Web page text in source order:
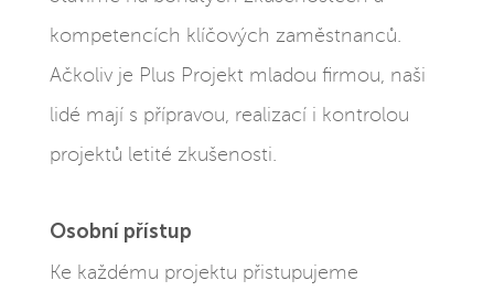
kompetencích klíčových zaměstnanců.
Ačkoliv je Plus Projekt mladou firmou, naši
lidé mají s přípravou, realizací i kontrolou
projektů letité zkušenosti.
Osobní přístup
Ke každému projektu přistupujeme